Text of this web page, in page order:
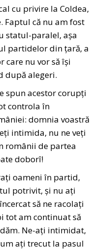
cu privire la Coldea,
Faptul că nu am fost
statul-paralel, așa
partidelor din țară, a
care nu vor să își
după alegeri.
spun acestor corupți
controla în
domnia voastră
intimida, nu ne veți
românii de partea
doborî!
oameni în partid,
potrivit, și nu ați
să ne racolați
tot am continuat să
Ne-ați intimidat,
ați trecut la pasul